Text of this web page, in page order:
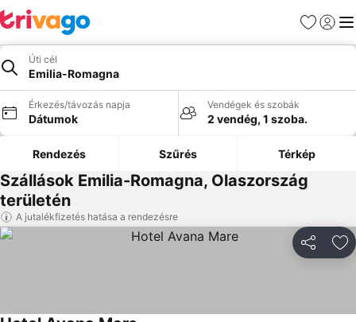
Kedvencek
Úti cél
Emilia-Romagna
Érkezés/távozás napja
Dátumok
Vendégek és szobák
2 vendég, 1 szoba.
Rendezés Szűrés Térkép
Szállások Emilia-Romagna, Olaszország
területén
A jutalékfizetés hatása a rendezésre